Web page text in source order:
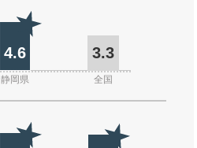
4.6 3.3
静岡県 全国